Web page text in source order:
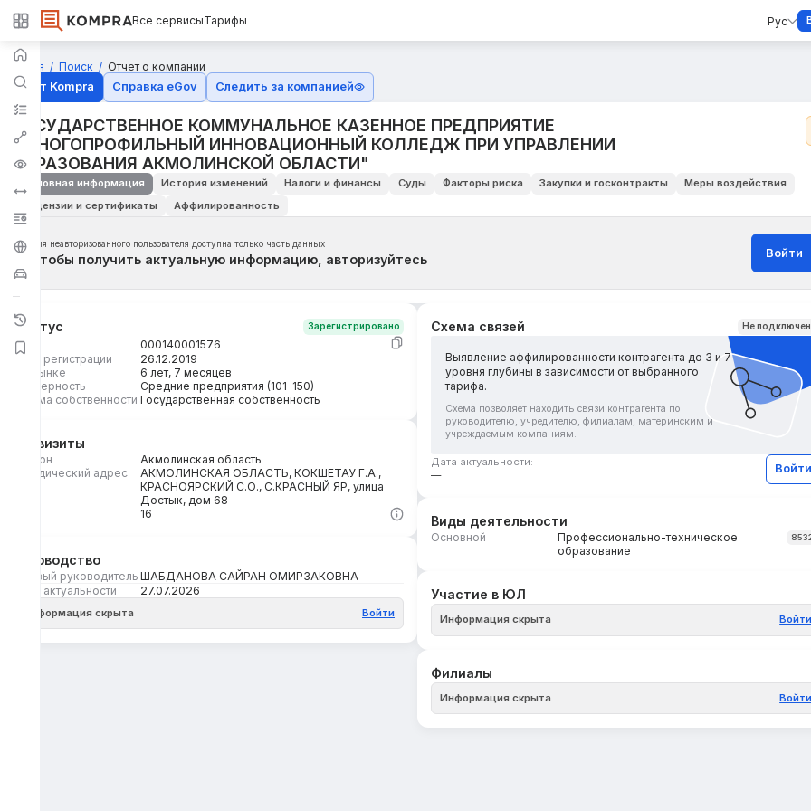
Все сервисыТарифы Рус
Главная Поиск
Отчет о компании
Отчёт Kompra
Справка eGov Следить за компанией
ГОСУДАРСТВЕННОЕ КОММУНАЛЬНОЕ КАЗЕННОЕ ПРЕДПРИЯТИЕ
"МНОГОПРОФИЛЬНЫЙ ИННОВАЦИОННЫЙ КОЛЛЕДЖ ПРИ УПРАВЛЕНИИ
ОБРАЗОВАНИЯ АКМОЛИНСКОЙ ОБЛАСТИ"
Основная информация История изменений Налоги и финансы Суды Факторы риска Закупки и госконтракты
Меры воздействия
Лицензии и сертификаты
Аффилированность
Для неавторизованного пользователя доступна только часть данных
Чтобы получить актуальную информацию, авторизуйтесь Войти
Статус Зарегистрировано
БИН
000140001576
Дата регистрации
26.12.2019
На рынке
6 лет, 7 месяцев
Размерность
Средние предприятия (101-150)
Форма собственности Государственная собственность
Реквизиты
Регион
Акмолинская область
Юридический адрес
АКМОЛИНСКАЯ ОБЛАСТЬ, КОКШЕТАУ Г.А.,
КРАСНОЯРСКИЙ С.О., С.КРАСНЫЙ ЯР, улица
Достык, дом 68
16
Руководство
Первый руководитель ШАБДАНОВА САЙРАН ОМИРЗАКОВНА
Дата актуальности
27.07.2026
Информация скрыта Войти
Схема связей Не
Выявление аффилированности контрагента до 3 и 7
уровня глубины в зависимости от выбранного
тарифа.
Схема позволяет находить связи контрагента по
руководителю, учредителю, филиалам, материнским и
учреждаемым компаниям.
Дата актуальности:
—
Войти
Виды деятельности
Основной
Профессионально-техническое
образование
Участие в ЮЛ
Информация скрыта Войти
Филиалы
Информация скрыта Войти